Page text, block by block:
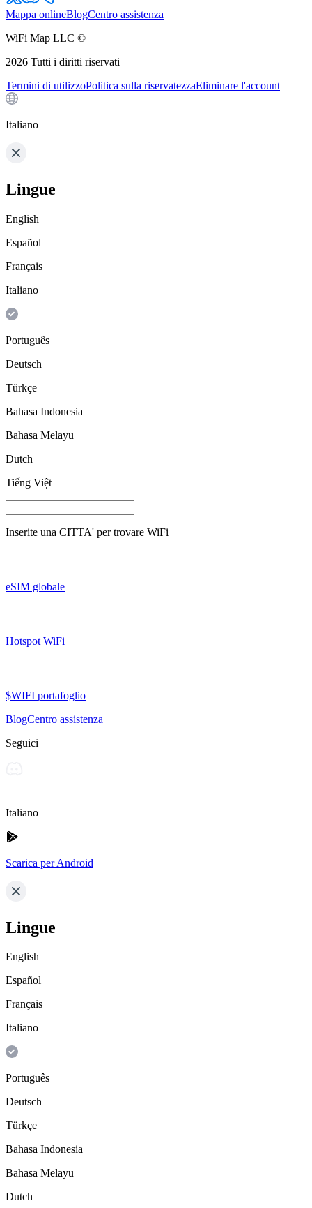
Mappa onlineBlogCentro assistenza
WiFi Map LLC ©
2026 Tutti i diritti riservati
Termini di utilizzoPolitica sulla riservatezzaEliminare l'account
Italiano
Lingue
English
Español
Français
Italiano
Português
Deutsch
Türkçe
Bahasa Indonesia
Bahasa Melayu
Dutch
Tiếng Việt
Inserite una CITTA' per trovare WiFi
eSIM globale
Hotspot WiFi
$WIFI portafoglio
BlogCentro assistenza
Seguici
Italiano
Scarica per Android
Lingue
English
Español
Français
Italiano
Português
Deutsch
Türkçe
Bahasa Indonesia
Bahasa Melayu
Dutch